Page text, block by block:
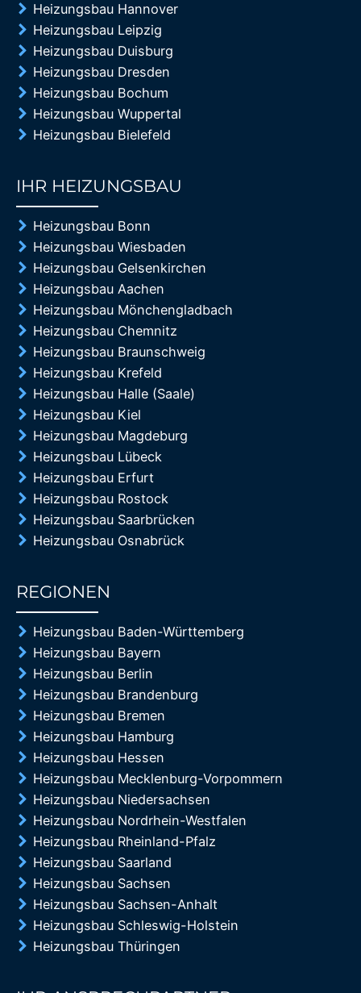
Heizungsbau Hannover
Heizungsbau Leipzig
Heizungsbau Duisburg
Heizungsbau Dresden
Heizungsbau Bochum
Heizungsbau Wuppertal
Heizungsbau Bielefeld
IHR HEIZUNGSBAU
Heizungsbau Bonn
Heizungsbau Wiesbaden
Heizungsbau Gelsenkirchen
Heizungsbau Aachen
Heizungsbau Mönchengladbach
Heizungsbau Chemnitz
Heizungsbau Braunschweig
Heizungsbau Krefeld
Heizungsbau Halle (Saale)
Heizungsbau Kiel
Heizungsbau Magdeburg
Heizungsbau Lübeck
Heizungsbau Erfurt
Heizungsbau Rostock
Heizungsbau Saarbrücken
Heizungsbau Osnabrück
REGIONEN
Heizungsbau Baden-Württemberg
Heizungsbau Bayern
Heizungsbau Berlin
Heizungsbau Brandenburg
Heizungsbau Bremen
Heizungsbau Hamburg
Heizungsbau Hessen
Heizungsbau Mecklenburg-Vorpommern
Heizungsbau Niedersachsen
Heizungsbau Nordrhein-Westfalen
Heizungsbau Rheinland-Pfalz
Heizungsbau Saarland
Heizungsbau Sachsen
Heizungsbau Sachsen-Anhalt
Heizungsbau Schleswig-Holstein
Heizungsbau Thüringen